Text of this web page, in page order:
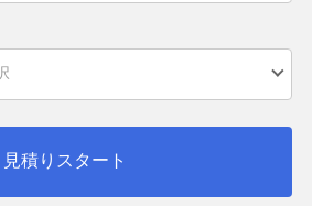
見積りスタート